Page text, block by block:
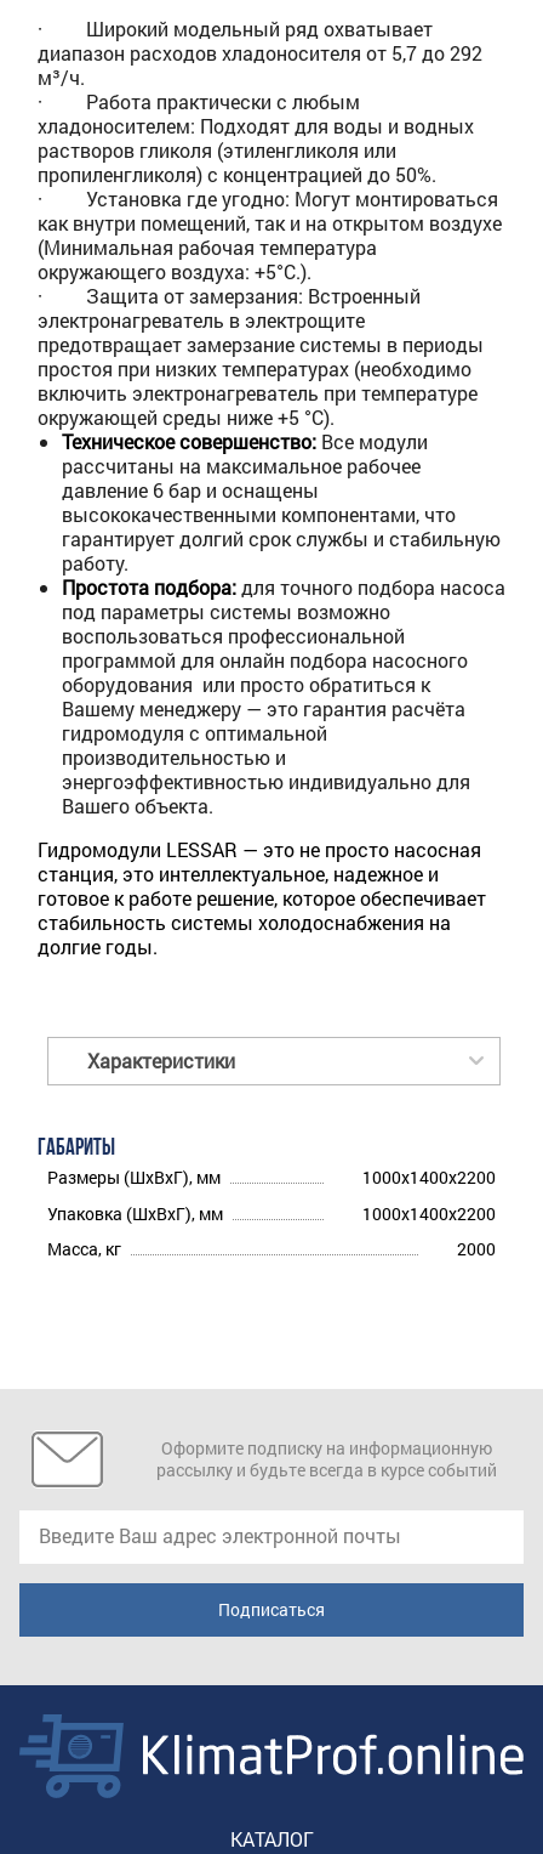
· Широкий модельный ряд охватывает
диапазон расходов хладоносителя от 5,7 до 292
м³/ч.
· Работа практически с любым
хладоносителем: Подходят для воды и водных
растворов гликоля (этиленгликоля или
пропиленгликоля) с концентрацией до 50%.
· Установка где угодно: Могут монтироваться
как внутри помещений, так и на открытом воздухе
(Минимальная рабочая температура
окружающего воздуха: +5°C.).
· Защита от замерзания: Встроенный
электронагреватель в электрощите
предотвращает замерзание системы в периоды
простоя при низких температурах (необходимо
включить электронагреватель при температуре
окружающей среды ниже +5 °С).
Техническое совершенство: Все модули
рассчитаны на максимальное рабочее
давление 6 бар и оснащены
высококачественными компонентами, что
гарантирует долгий срок службы и стабильную
работу.
Простота подбора:для точного подбора насоса
под параметры системы возможно
воспользоваться профессиональной
программой для онлайн подбора насосного
оборудования или просто обратиться к
Вашему менеджеру — это гарантия расчёта
гидромодуля с оптимальной
производительностью и
энергоэффективностью индивидуально для
Вашего объекта.
Гидромодули LESSAR — это не просто насосная
станция, это интеллектуальное, надежное и
готовое к работе решение, которое обеспечивает
стабильность системы холодоснабжения на
долгие годы.
Характеристики
ГАБАРИТЫ
Размеры (ШхВхГ), мм
1000x1400x2200
Упаковка (ШхВхГ), мм
1000x1400x2200
Масса, кг
2000
Оформите подписку на информационную
рассылку и будьте всегда в курсе событий
КАТАЛОГ